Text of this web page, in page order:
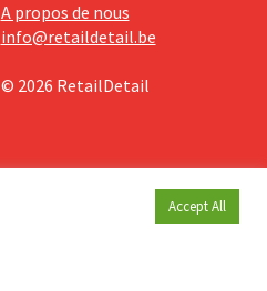
A propos de nous
info@retaildetail.be
© 2026 RetailDetail
Accept All